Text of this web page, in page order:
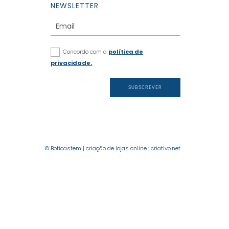
NEWSLETTER
Concordo com a política de
privacidade.
SUBSCREVER
© Boticastem | criação de lojas online:criativo.net